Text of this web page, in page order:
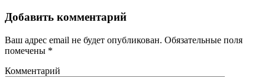
Добавить комментарий
Ваш адрес email не будет опубликован. Обязательные поля
помечены *
Комментарий